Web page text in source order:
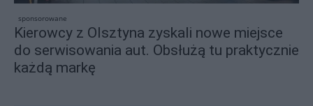
sponsorowane
Kierowcy z Olsztyna zyskali nowe miejsce
do serwisowania aut. Obsłużą tu praktycznie
każdą markę